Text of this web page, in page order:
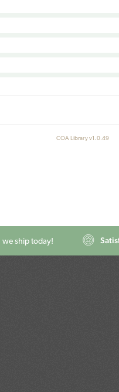
COA Library v1.0.49
we ship today!